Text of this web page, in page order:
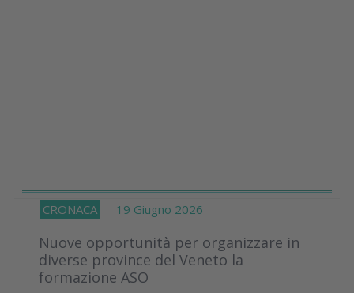
CRONACA 19 Giugno 2026
Nuove opportunità per organizzare in
diverse province del Veneto la
formazione ASO